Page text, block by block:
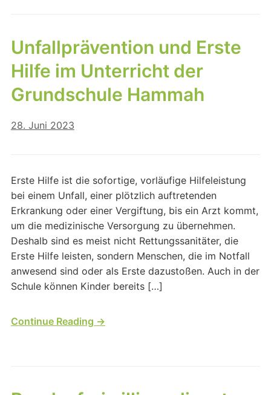
Unfallprävention und Erste
Hilfe im Unterricht der
Grundschule Hammah
28. Juni 2023
Erste Hilfe ist die sofortige, vorläufige Hilfeleistung
bei einem Unfall, einer plötzlich auftretenden
Erkrankung oder einer Vergiftung, bis ein Arzt kommt,
um die medizinische Versorgung zu übernehmen.
Deshalb sind es meist nicht Rettungssanitäter, die
Erste Hilfe leisten, sondern Menschen, die im Notfall
anwesend sind oder als Erste dazustoßen. Auch in der
Schule können Kinder bereits […]
Continue Reading →